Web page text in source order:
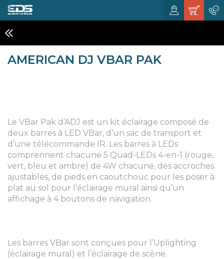
AMERICAN DJ VBAR PAK
Le VBar Pak d’ADJ est un kit éclairage composé de
deux barres à LED VBar, d’un sac de transport et
d’une télécommande IR. Les barres à LEDs
comprennent chacune 5 Quad-LEDs 4-en-1 (rouge,
vert, bleu et ambre) de 4W chacune, des accroches
ajustables, de pieds en caoutchouc pour les poser à
plat au sol pour l’éclairage mural ainsi qu’un
affichage à 4 boutons de navigation.
Les barres VBar sont conçues pour l’Uplighting
(éclairage mural) et l’éclairage de scène.